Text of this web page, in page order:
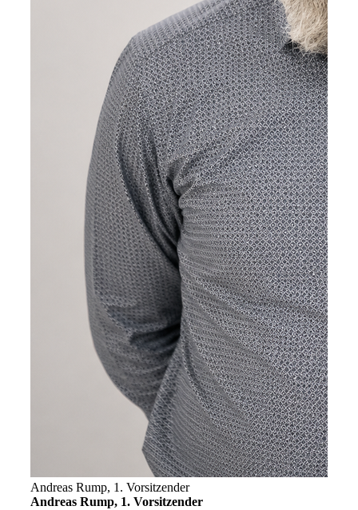
Andreas Rump, 1. Vorsitzender
Andreas Rump, 1. Vorsitzender